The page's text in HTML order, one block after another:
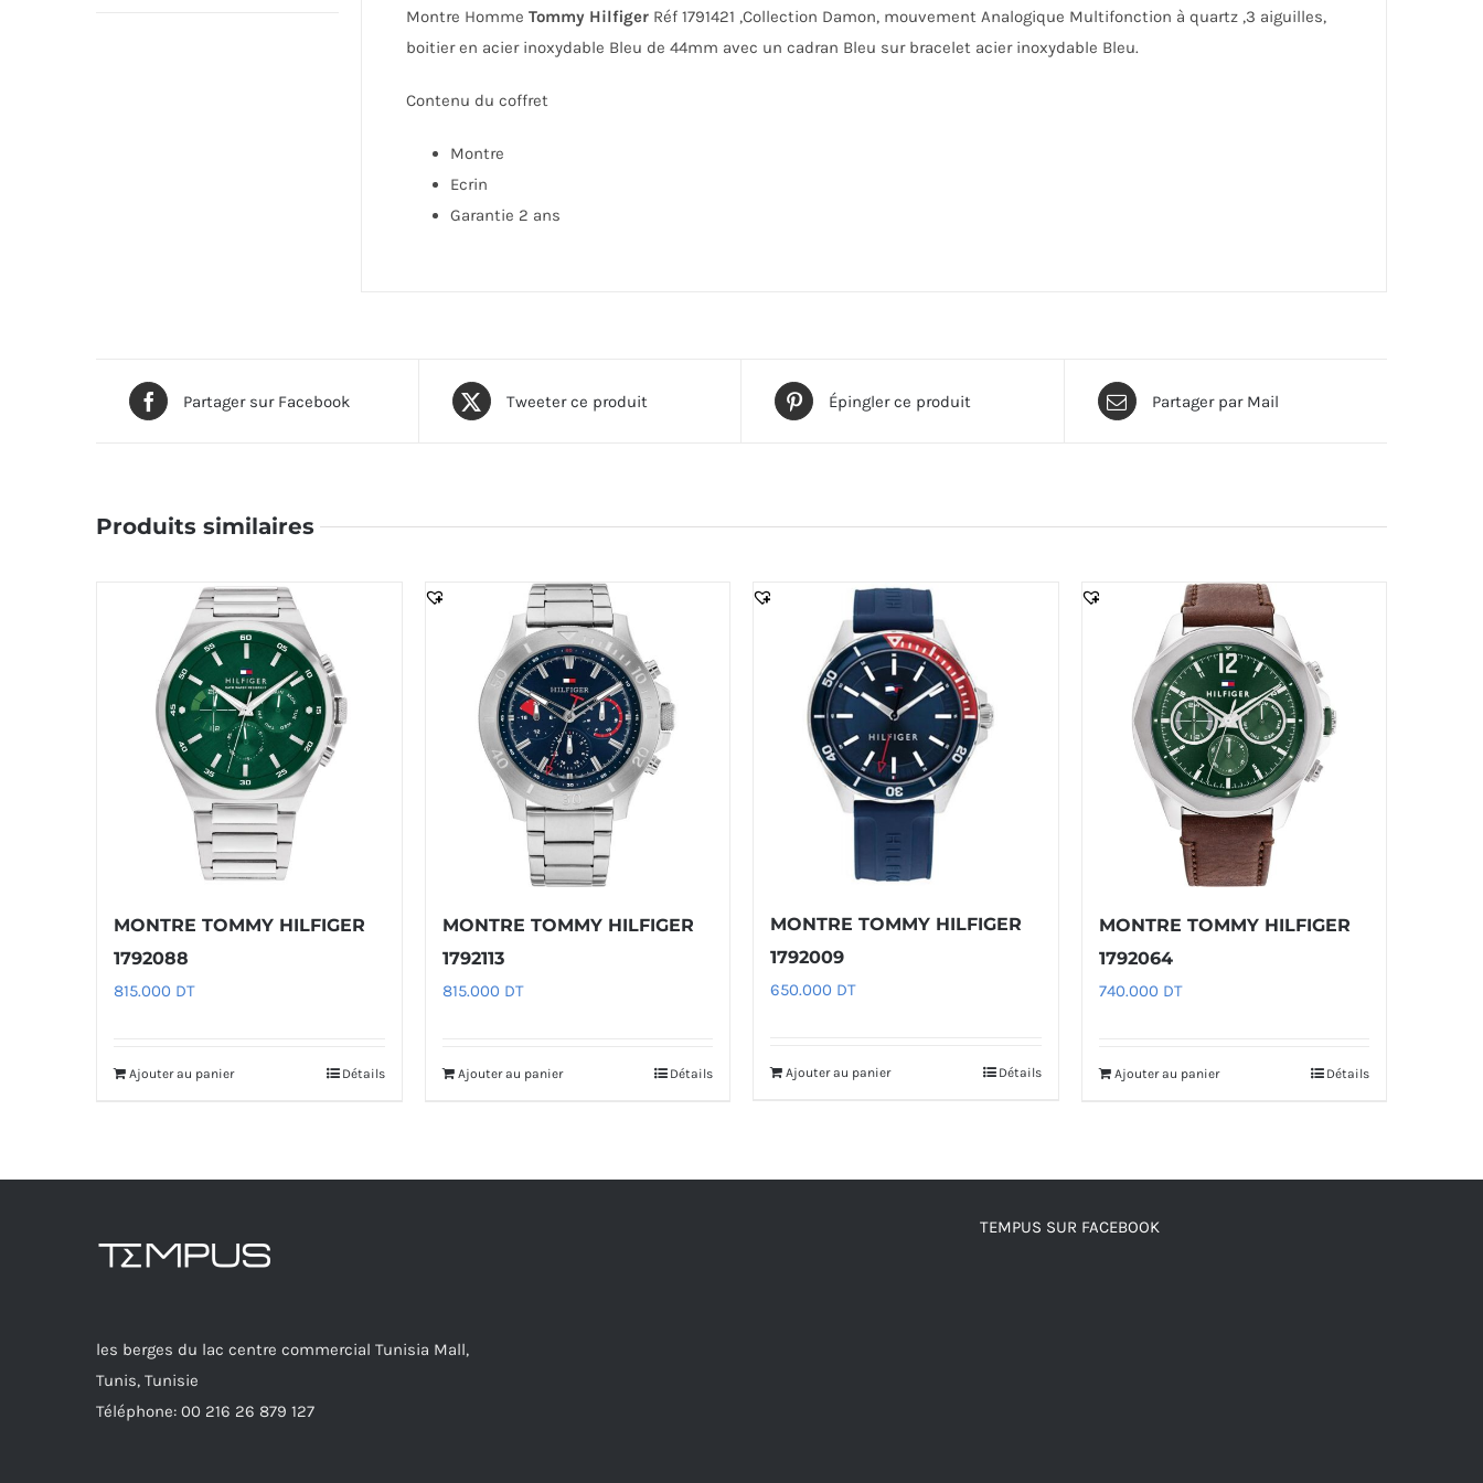
Montre Homme Tommy Hilfiger Réf 1791421 ,Collection Damon, mouvement Analogique Multifonction à quartz ,3 aiguilles,
boitier en acier inoxydable Bleu de 44mm avec un cadran Bleu sur bracelet acier inoxydable Bleu.
Contenu du coffret
Montre
Ecrin
Garantie 2 ans
Partager sur Facebook Tweeter ce produit Épingler ce produit Partager par Mail
Produits similaires
MONTRE TOMMY HILFIGER
1792088
815.000 DT
Ajouter au panier Détails
MONTRE TOMMY HILFIGER
1792113
815.000 DT
Ajouter au panier Détails
MONTRE TOMMY HILFIGER
1792009
650.000 DT
Ajouter au panier Détails
MONTRE TOMMY HILFIGER
1792064
740.000 DT
Ajouter au panier Détails
les berges du lac centre commercial Tunisia Mall,
Tunis, Tunisie
Téléphone: 00 216 26 879 127
TEMPUS SUR FACEBOOK